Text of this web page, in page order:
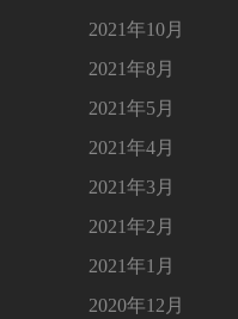
2021年10月
2021年8月
2021年5月
2021年4月
2021年3月
2021年2月
2021年1月
2020年12月